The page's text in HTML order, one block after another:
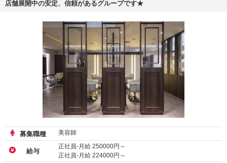
店舗展開中の安定、信頼があるグループです★
募集職種 美容師
給与
正社員-月給 250000円～
正社員-月給 224000円～